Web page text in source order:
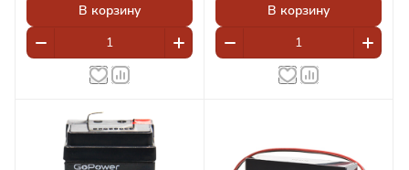
В корзину В корзину